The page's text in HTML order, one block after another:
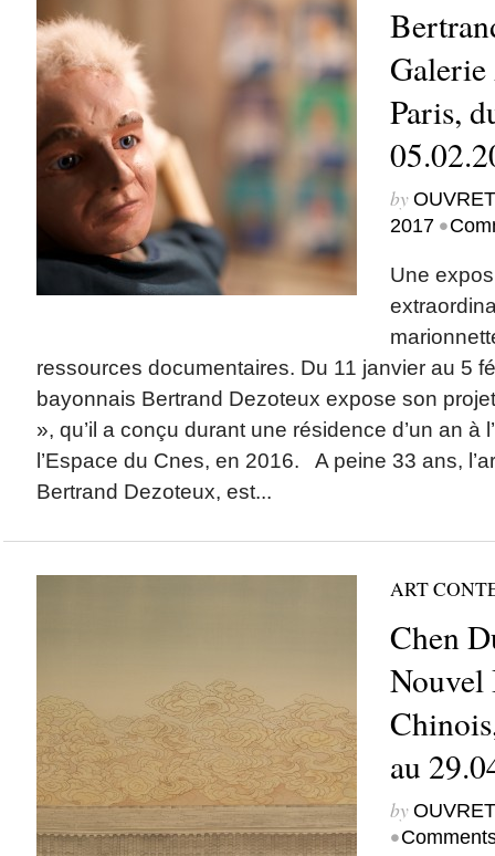
Paris,
by
2017 •
Une
ressources documentaires. Du 11 janvier au 5
bayonnais Bertrand Dezoteux expose son
», qu’il a conçu durant une résidence d’un an à
l’Espace du Cnes, en 2016. A peine 33 ans,
Bertrand Dezoteux, est...
ART
Chen
Nouvel
au
by
•